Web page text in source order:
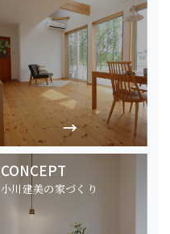
CONCEPT
小川建美の家づくり